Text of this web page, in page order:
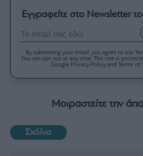
Εγγραφείτε στο Newsletter
By submitting your email, you agree to our
You can opt out at any time. This site is
Google Privacy Policy and Terms of
Μοιραστείτε την
Σχόλια